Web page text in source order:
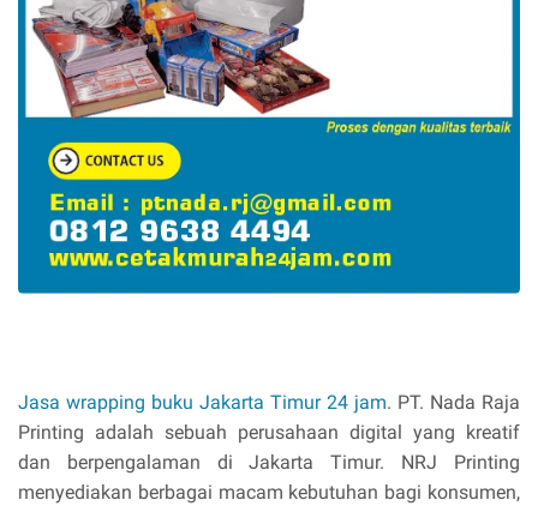
Jasa wrapping buku Jakarta Timur 24 jam. PT. Nada Raja
Printing adalah sebuah perusahaan digital yang kreatif
dan berpengalaman di Jakarta Timur. NRJ Printing
menyediakan berbagai macam kebutuhan bagi konsumen,